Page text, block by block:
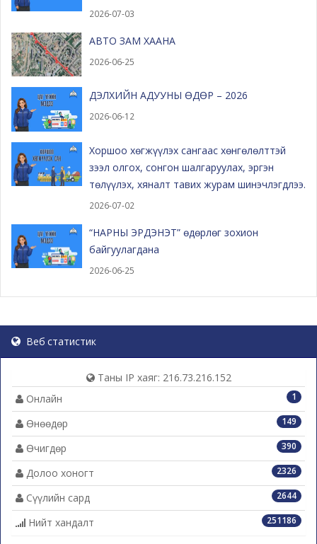
2026-07-03
АВТО ЗАМ ХААНА
2026-06-25
ДЭЛХИЙН АДУУНЫ ӨДӨР – 2026
2026-06-12
Хоршоо хөгжүүлэх сангаас хөнгөлөлттэй
зээл олгох, сонгон шалгаруулах, эргэн
төлүүлэх, хяналт тавих журам шинэчлэгдлээ.
2026-07-02
“НАРНЫ ЭРДЭНЭТ” өдөрлөг зохион
байгуулагдана
2026-06-25
Веб статистик
Таны IP хаяг: 216.73.216.152
1
Онлайн
149
Өнөөдөр
390
Өчигдөр
2326
Долоо хоногт
2644
Сүүлийн сард
251186
Нийт хандалт